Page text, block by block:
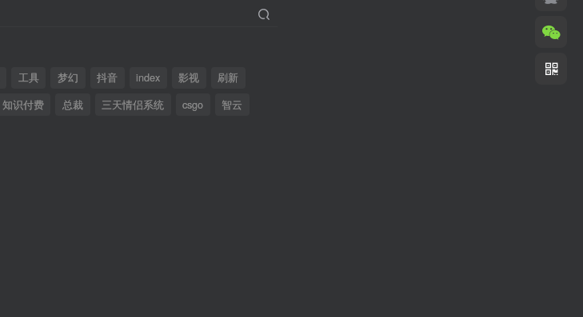
工具 梦幻 抖音 index 影视
刷新
知识付费 总裁 三天情侣系统 csgo
智云